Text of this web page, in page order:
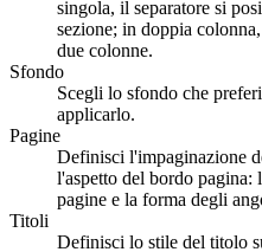
singola, il separatore si
sezione; in doppia
due colonne.
Sfondo
Scegli lo sfondo che
applicarlo.
Pagine
Definisci l'impaginazione
l'aspetto del bordo pagina:
pagine e la forma degli
Titoli
Definisci lo stile del titolo